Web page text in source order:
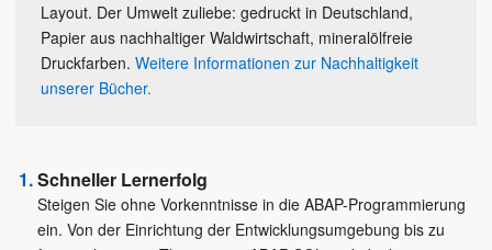
Layout. Der Umwelt zuliebe: gedruckt in Deutschland,
Papier aus nachhaltiger Waldwirtschaft, mineralölfreie
Druckfarben. Weitere Informationen zur Nachhaltigkeit
unserer Bücher.
Schneller Lernerfolg
Steigen Sie ohne Vorkenntnisse in die ABAP-Programmierung
ein. Von der Einrichtung der Entwicklungsumgebung bis zu